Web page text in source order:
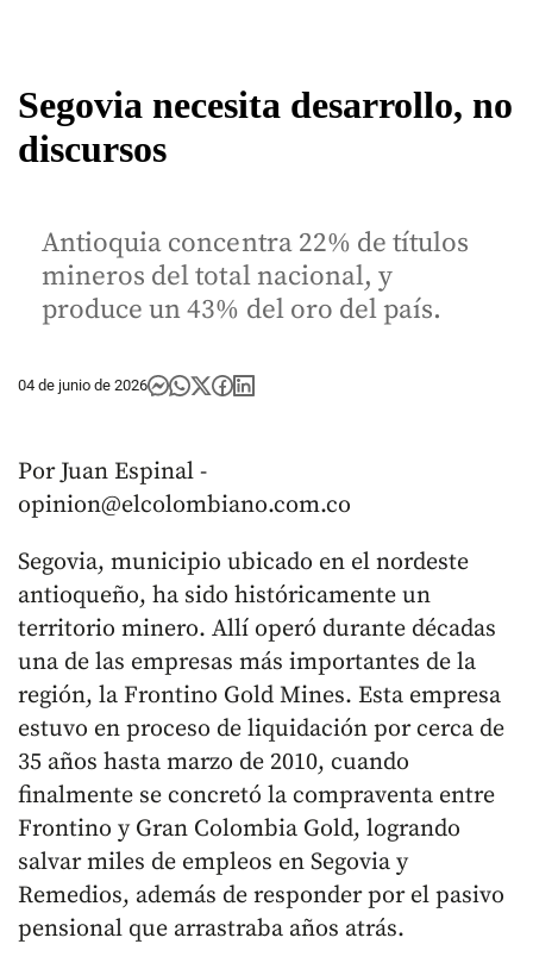
Segovia necesita desarrollo, no
discursos
Antioquia concentra 22% de títulos
mineros del total nacional, y
produce un 43% del oro del país.
04 de junio de 2026
Por Juan Espinal -
opinion@elcolombiano.com.co
Segovia, municipio ubicado en el nordeste
antioqueño, ha sido históricamente un
territorio minero. Allí operó durante décadas
una de las empresas más importantes de la
región, la Frontino Gold Mines. Esta empresa
estuvo en proceso de liquidación por cerca de
35 años hasta marzo de 2010, cuando
finalmente se concretó la compraventa entre
Frontino y Gran Colombia Gold, logrando
salvar miles de empleos en Segovia y
Remedios, además de responder por el pasivo
pensional que arrastraba años atrás.